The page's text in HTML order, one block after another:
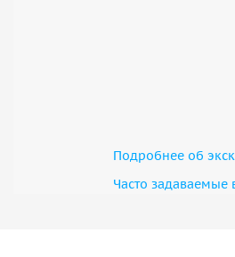
Подробнее об
Часто задаваемые